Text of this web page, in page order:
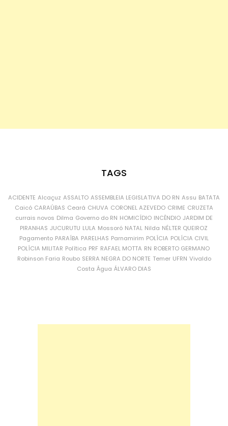
TAGS
ACIDENTE Alcaçuz ASSALTO ASSEMBLEIA LEGISLATIVA DO RN Assu BATATA
Caicó CARAÚBAS Ceará CHUVA CORONEL AZEVEDO CRIME CRUZETA
currais novos Dilma Governo do RN HOMICÍDIO INCÊNDIO JARDIM DE
PIRANHAS JUCURUTU LULA Mossoró NATAL Nilda NÉLTER QUEIROZ
Pagamento PARAÍBA PARELHAS Parnamirim POLÍCIA POLÍCIA CIVIL
POLÍCIA MILITAR Política PRF RAFAEL MOTTA RN ROBERTO GERMANO
Robinson Faria Roubo SERRA NEGRA DO NORTE Temer UFRN Vivaldo
Costa Água ÁLVARO DIAS